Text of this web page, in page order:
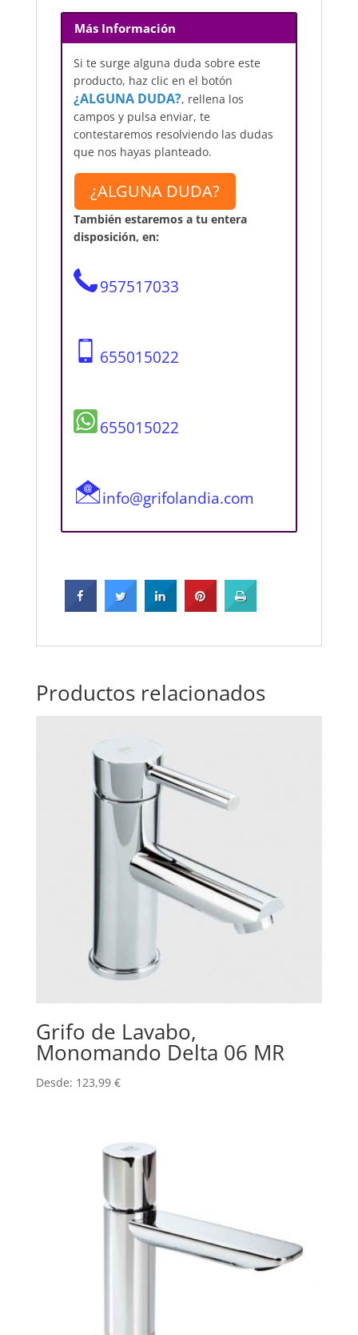
Más Información
Si te surge alguna duda sobre este
producto, haz clic en el botón
¿ALGUNA DUDA?, rellena los
campos y pulsa enviar, te
contestaremos resolviendo las dudas
que nos hayas planteado.
También estaremos a tu entera
disposición, en:
957517033
655015022
655015022
info@grifolandia.com
Productos relacionados
Grifo de Lavabo,
Monomando Delta 06 MR
Desde: 123,99 €